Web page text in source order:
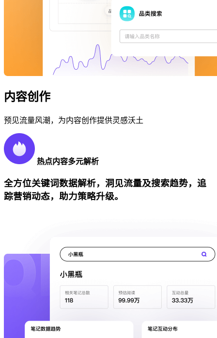
内容创作
预见流量风潮，为内容创作提供灵感沃土
热点内容多元解析
全方位关键词数据解析，洞见流量及搜索趋势，追
踪营销动态，助力策略升级。